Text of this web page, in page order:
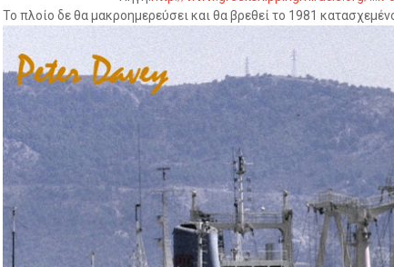
Το πλοίο δε θα μακροημερεύσει και θα βρεθεί το 1981